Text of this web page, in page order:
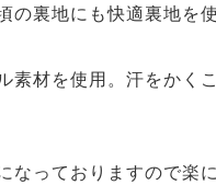
裏地にも快適裏地を
素材を使用。汗をかく
なっておりますので楽